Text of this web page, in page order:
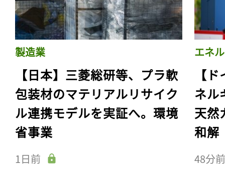
製造業
【日本】三菱総研等、プラ軟
包装材のマテリアルリサイク
ル連携モデルを実証へ。環境
省事業
1日前
エネ
【
ネル
天然
和解
48分前